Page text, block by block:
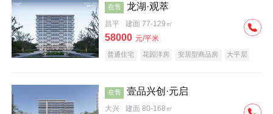
在售 龙湖·观萃
昌平 建面 77-129㎡
58000 元/平米
普通住宅 花园洋房 安居型商品房
大平层
在售 壹品兴创·元启
大兴 建面 80-168㎡